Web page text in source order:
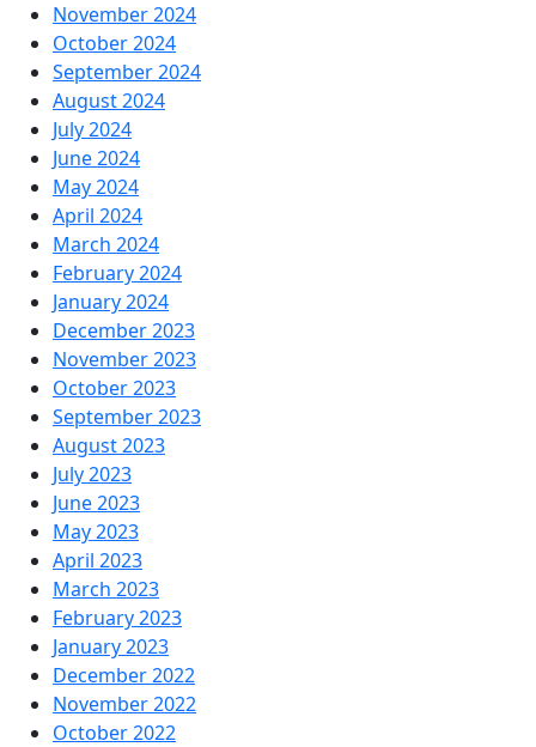
November 2024
October 2024
September 2024
August 2024
July 2024
June 2024
May 2024
April 2024
March 2024
February 2024
January 2024
December 2023
November 2023
October 2023
September 2023
August 2023
July 2023
June 2023
May 2023
April 2023
March 2023
February 2023
January 2023
December 2022
November 2022
October 2022